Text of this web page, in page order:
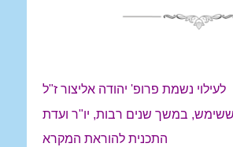
לעילוי נשמת פרופ' יהודה אליצור ז"ל
ששימש, במשך שנים רבות, יו"ר ועדת
התכנית להוראת המקרא